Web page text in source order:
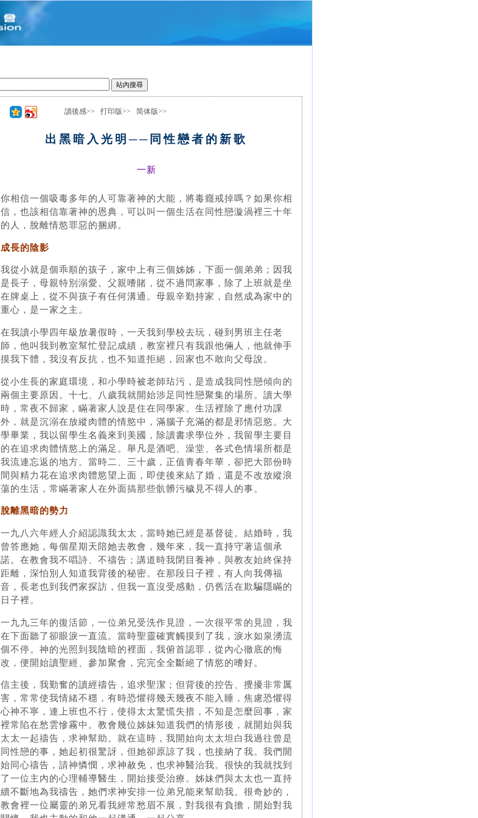
讀後感>> 打印版>> 简体版>>
出黑暗入光明──同性戀者的新歌
一新
你相信一個吸毒多年的人可靠著神的大能，將毒癮戒掉嗎？如果你相
信，也該相信靠著神的恩典，可以叫一個生活在同性戀漩渦裡三十年
的人，脫離情慾罪惡的捆綁。
成長的陰影
我從小就是個乖順的孩子，家中上有三個姊姊，下面一個弟弟；因我
是長子，母親特別溺愛。父親嗜賭，從不過問家事，除了上班就是坐
在牌桌上，從不與孩子有任何溝通。母親辛勤持家，自然成為家中的
重心，是一家之主。
在我讀小學四年級放暑假時，一天我到學校去玩，碰到男班主任老
師，他叫我到教室幫忙登記成績，教室裡只有我跟他倆人，他就伸手
摸我下體，我沒有反抗，也不知道拒絕，回家也不敢向父母說。
從小生長的家庭環境，和小學時被老師玷污，是造成我同性戀傾向的
兩個主要原因。十七、八歲我就開始涉足同性戀聚集的場所。讀大學
時，常夜不歸家，瞞著家人說是住在同學家。生活裡除了應付功課
外，就是沉溺在放縱肉體的情慾中，滿腦子充滿的都是邪情惡慾。大
學畢業，我以留學生名義來到美國，除讀書求學位外，我留學主要目
的在追求肉體情慾上的滿足。舉凡是酒吧、澡堂、各式色情場所都是
我流連忘返的地方。當時二、三十歲，正值青春年華，卻把大部份時
間與精力花在追求肉體慾望上面，即使後來結了婚，還是不改放縱浪
蕩的生活，常瞞著家人在外面搞那些骯髒污穢見不得人的事。
脫離黑暗的勢力
一九八六年經人介紹認識我太太，當時她已經是基督徒。結婚時，我
曾答應她，每個星期天陪她去教會，幾年來，我一直持守著這個承
諾。在教會我不唱詩、不禱告；講道時我閉目養神，與教友始終保持
距離，深怕別人知道我背後的秘密。在那段日子裡，有人向我傳福
音，長老也到我們家探訪，但我一直沒受感動，仍舊活在欺騙隱瞞的
日子裡。
一九九三年的復活節，一位弟兄受洗作見證，一次很平常的見證，我
在下面聽了卻眼淚一直流。當時聖靈確實觸摸到了我，淚水如泉湧流
個不停。神的光照到我陰暗的裡面，我俯首認罪，從內心徹底的悔
改，便開始讀聖經、參加聚會，完完全全斷絕了情慾的嗜好。
信主後，我勤奮的讀經禱告，追求聖潔；但背後的控告、攪擾非常厲
害，常常使我情緒不穩，有時恐懼得幾天幾夜不能入睡，焦慮恐懼得
心神不寧，連上班也不行，使得太太驚慌失措，不知是怎麼回事，家
裡常陷在愁雲慘霧中。教會幾位姊妹知道我們的情形後，就開始與我
太太一起禱告，求神幫助。就在這時，我開始向太太坦白我過往曾是
同性戀的事，她起初很驚訝，但她卻原諒了我，也接納了我。我們開
始同心禱告，請神憐憫，求神赦免，也求神醫治我。很快的我就找到
了一位主內的心理輔導醫生，開始接受治療。姊妹們與太太也一直持
續不斷地為我禱告，她們求神安排一位弟兄能來幫助我。很奇妙的，
教會裡一位屬靈的弟兄看我經常愁眉不展，對我很有負擔，開始對我